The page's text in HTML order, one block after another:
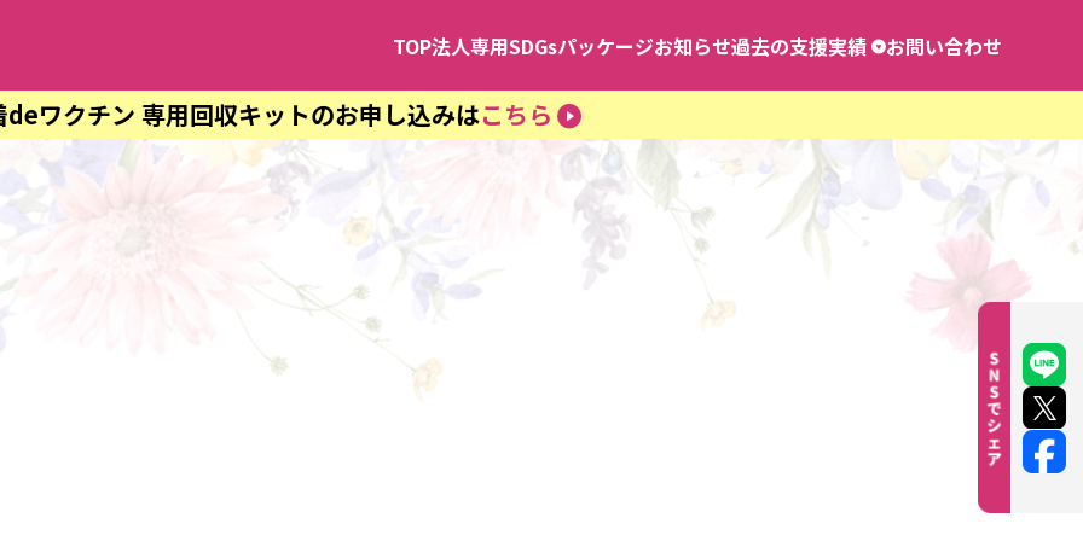
TOP法人専用SDGsパッケージお知らせ過去の支援実績
能登半島地震 復旧・復興義善活動
STOP 医療崩壊プロジェクト
カンボジア・タイ国境紛争 復旧・復興義善活動
お問い合わせ
deワクチン 専用回収キットのお申し込みはこちら